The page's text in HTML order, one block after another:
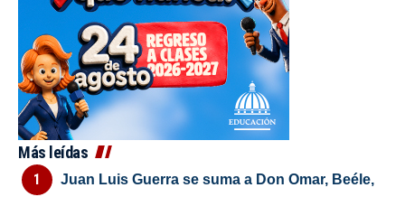
Más leídas
Juan Luis Guerra se suma a Don Omar, Beéle,